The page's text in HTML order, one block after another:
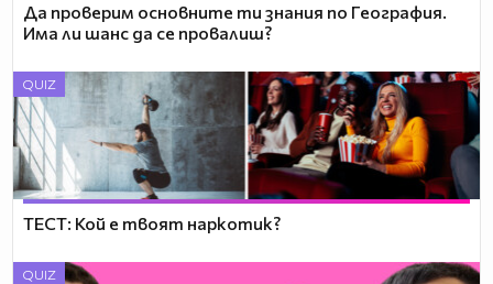
Да проверим основните ти знания по География.
Има ли шанс да се провалиш?
QUIZ
ТЕСТ: Кой е твоят наркотик?
QUIZ